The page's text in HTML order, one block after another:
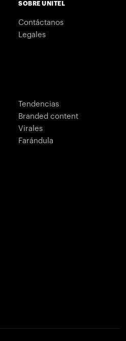
SOBRE UNITEL
Contáctanos
Legales
Tendencias
Branded content
Virales
Farándula